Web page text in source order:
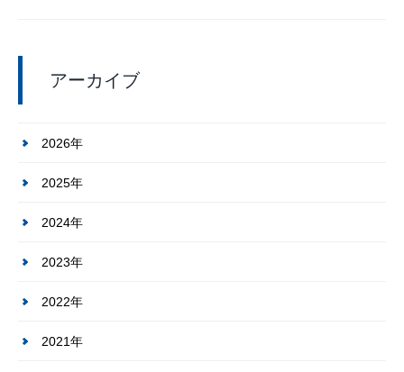
アーカイブ
2026年
2025年
2024年
2023年
2022年
2021年